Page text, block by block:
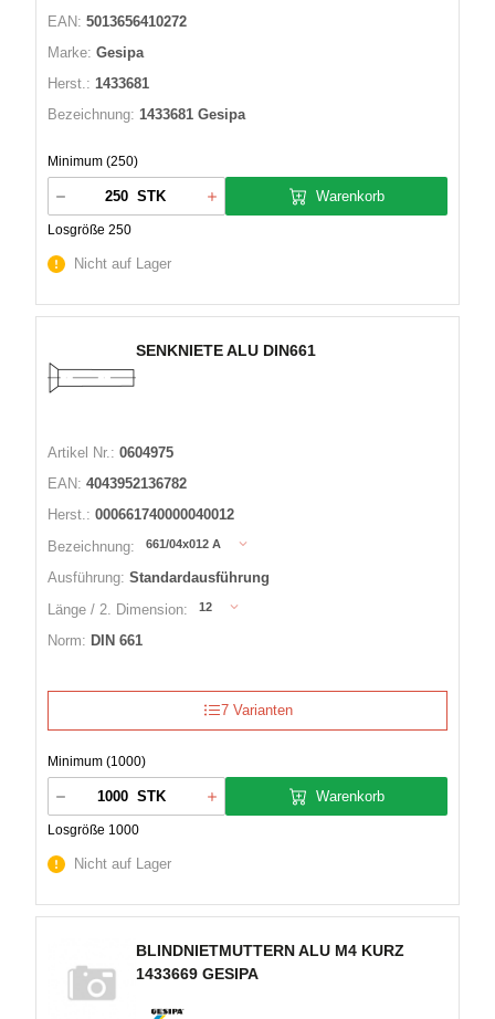
EAN: 5013656410272
Marke: Gesipa
Herst.: 1433681
Bezeichnung: 1433681 Gesipa
Minimum (250)
STK
Losgröße 250
Warenkorb
Nicht auf Lager
SENKNIETE ALU DIN661
Artikel Nr.: 0604975
EAN: 4043952136782
Herst.: 000661740000040012
Bezeichnung:
661/04x012 A
Ausführung: Standardausführung
Länge / 2. Dimension:
12
Norm: DIN 661
7 Varianten
Minimum (1000)
STK
Losgröße 1000
Warenkorb
Nicht auf Lager
BLINDNIETMUTTERN ALU M4 KURZ
1433669 GESIPA